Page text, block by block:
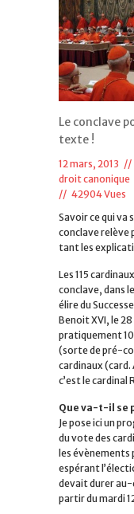
Le conclave
texte !
12 mars, 2013 //
droit canonique
// 42904 Vues
Savoir ce qui va
conclave relève
tant les
Les 115
conclave, dans
élire du
Benoit XVI, le
pratiquement
(sorte de pré-
cardinaux (card.
c’est le cardinal
Que va-t-il se
Je pose ici un
du vote des
les évènements
espérant
devait durer au-
partir du mardi